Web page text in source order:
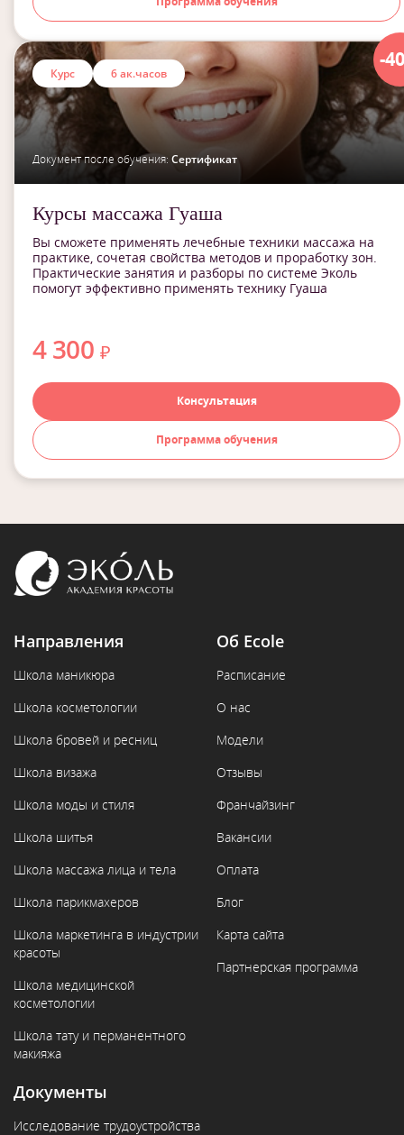
-
Курс 6 ак.часов
Документ после обучения: Сертификат
Курсы массажа Гуаша
Вы сможете применять лечебные техники массажа на
практике, сочетая свойства методов и проработку зон.
Практические занятия и разборы по системе Эколь
помогут эффективно применять технику Гуаша
4 300 ₽
Консультация
Программа обучения
Направления
Школа маникюра
Школа косметологии
Школа бровей и ресниц
Школа визажа
Школа моды и стиля
Школа шитья
Школа массажа лица и тела
Школа парикмахеров
Школа маркетинга в индустрии
красоты
Школа медицинской
косметологии
Школа тату и перманентного
макияжа
Об Ecole
Расписание
О нас
Модели
Отзывы
Франчайзинг
Вакансии
Оплата
Блог
Карта сайта
Партнерская программа
Документы
Исследование трудоустройства